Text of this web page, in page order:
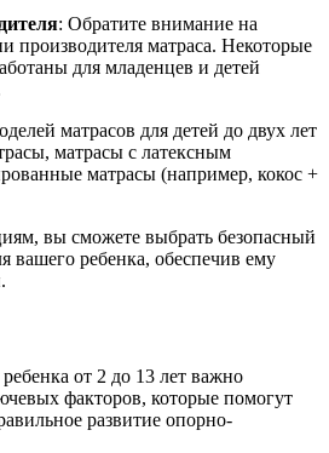
: Обратите внимание на
производителя матраса. Некоторые
для младенцев и детей
матрасов для детей до двух лет
матрасы с латексным
матрасы (например, кокос +
вы сможете выбрать безопасный
вашего ребенка, обеспечив ему
от 2 до 13 лет важно
факторов, которые помогут
развитие опорно-